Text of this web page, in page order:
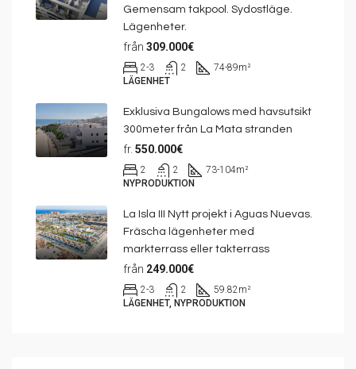
Gemensam takpool. Sydostläge.
Lägenheter.
från 309.000€
2-3 2 74-89m²
LÄGENHET
Exklusiva Bungalows med havsutsikt
300meter från La Mata stranden
fr. 550.000€
2 2 73-104m²
NYPRODUKTION
La Isla III Nytt projekt i Aguas Nuevas.
Fräscha lägenheter med
markterrass eller takterrass
från 249.000€
2-3 2 59.82m²
LÄGENHET, NYPRODUKTION